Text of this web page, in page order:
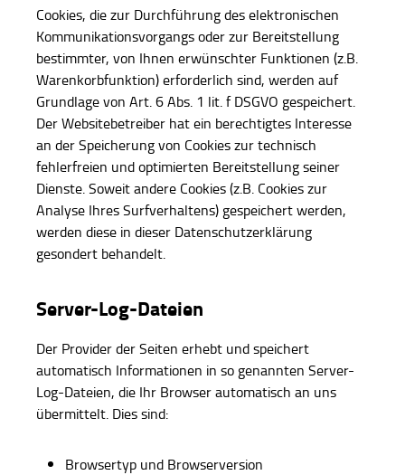
Cookies, die zur Durchführung des elektronischen
Kommunikationsvorgangs oder zur Bereitstellung
bestimmter, von Ihnen erwünschter Funktionen (z.B.
Warenkorbfunktion) erforderlich sind, werden auf
Grundlage von Art. 6 Abs. 1 lit. f DSGVO gespeichert.
Der Websitebetreiber hat ein berechtigtes Interesse
an der Speicherung von Cookies zur technisch
fehlerfreien und optimierten Bereitstellung seiner
Dienste. Soweit andere Cookies (z.B. Cookies zur
Analyse Ihres Surfverhaltens) gespeichert werden,
werden diese in dieser Datenschutzerklärung
gesondert behandelt.
Server-Log-Dateien
Der Provider der Seiten erhebt und speichert
automatisch Informationen in so genannten Server-
Log-Dateien, die Ihr Browser automatisch an uns
übermittelt. Dies sind:
Browsertyp und Browserversion